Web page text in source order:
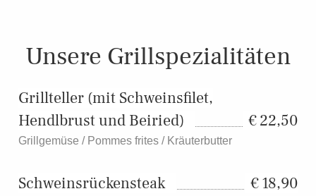
Unsere Grillspezialitäten
Grillteller (mit Schweinsfilet,
Hendlbrust und Beiried)
22,50
Grillgemüse / Pommes frites / Kräuterbutter
Schweinsrückensteak 18,90